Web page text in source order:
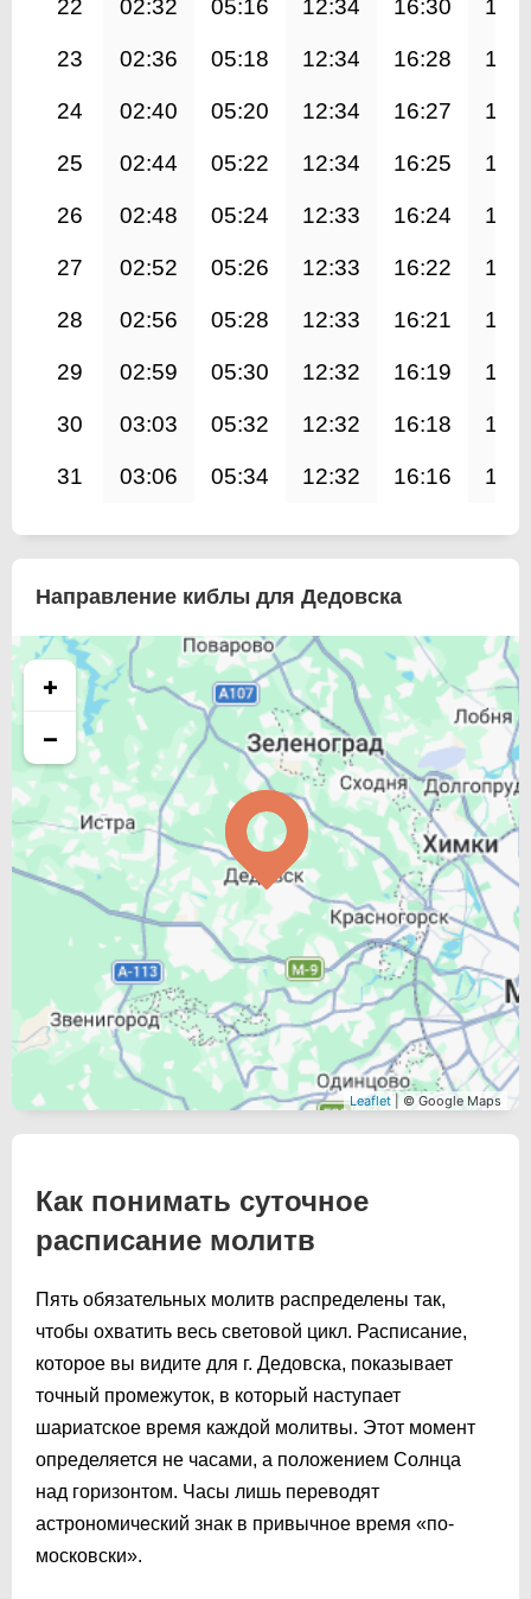
22 02:32 05:16 12:34 16:30
23 02:36 05:18 12:34 16:28
24 02:40 05:20 12:34 16:27
25 02:44 05:22 12:34 16:25
26 02:48 05:24 12:33 16:24
27 02:52 05:26 12:33 16:22
28 02:56 05:28 12:33 16:21
29 02:59 05:30 12:32 16:19
30 03:03 05:32 12:32 16:18
31 03:06 05:34 12:32 16:16
Направление киблы для Дедовска
+
−
Leaflet| © Google Maps
Как понимать суточное
расписание молитв
Пять обязательных молитв распределены так,
чтобы охватить весь световой цикл. Расписание,
которое вы видите для г. Дедовска, показывает
точный промежуток, в который наступает
шариатское время каждой молитвы. Этот момент
определяется не часами, а положением Солнца
над горизонтом. Часы лишь переводят
астрономический знак в привычное время «по-
московски».